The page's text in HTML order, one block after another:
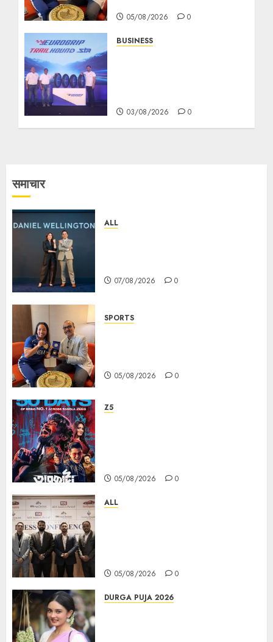
05/08/2026 0
BUSINESS
03/08/2026 0
समाचार
ALL
07/08/2026 0
SPORTS
05/08/2026 0
Z5
05/08/2026 0
ALL
05/08/2026 0
DURGA PUJA 2026